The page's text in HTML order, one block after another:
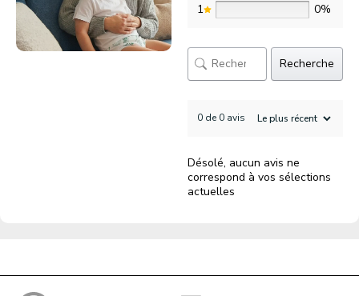
1
0%
Recherche
0 de 0 avis
Désolé, aucun avis ne
correspond à vos sélections
actuelles